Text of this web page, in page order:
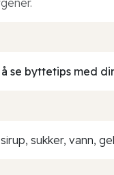
se byttetips med
sukker, vann,